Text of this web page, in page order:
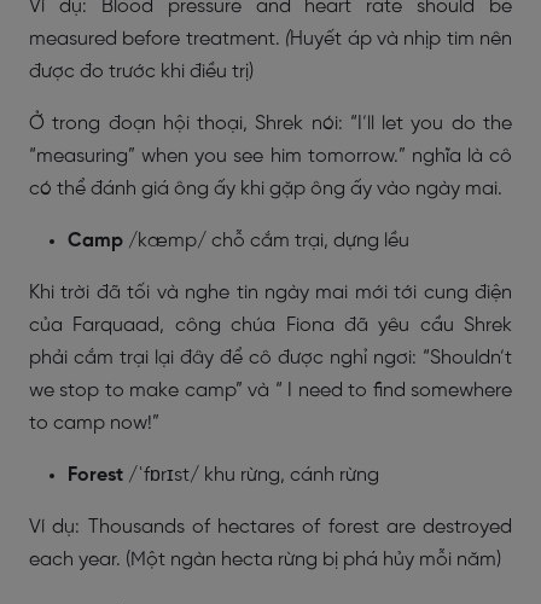
Ví dụ: Blood pressure and heart rate should be
measured before treatment. (Huyết áp và nhịp tim nên
được đo trước khi điều trị)
Ở trong đoạn hội thoại, Shrek nói: “ I’ll let you do the
“measuring” when you see him tomorrow.” nghĩa là cô
có thể đánh giá ông ấy khi gặp ông ấy vào ngày mai.
Camp /kæmp/ chỗ cắm trại, dựng lều
Khi trời đã tối và nghe tin ngày mai mới tới cung điện
của Farquaad, công chúa Fiona đã yêu cầu Shrek
phải cắm trại lại đây để cô được nghỉ ngơi: “Shouldn’t
we stop to make camp” và “ I need to find somewhere
to camp now!”
Forest /ˈfɒrɪst/ khu rừng, cánh rừng
Ví dụ: Thousands of hectares of forest are destroyed
each year. (Một ngàn hecta rừng bị phá hủy mỗi năm)